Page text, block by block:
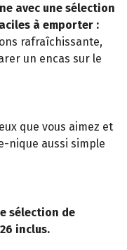
avec une sélection
à emporter :
rafraîchissante,
un encas sur le
que vous aimez et
nique aussi simple
sélection de
inclus.